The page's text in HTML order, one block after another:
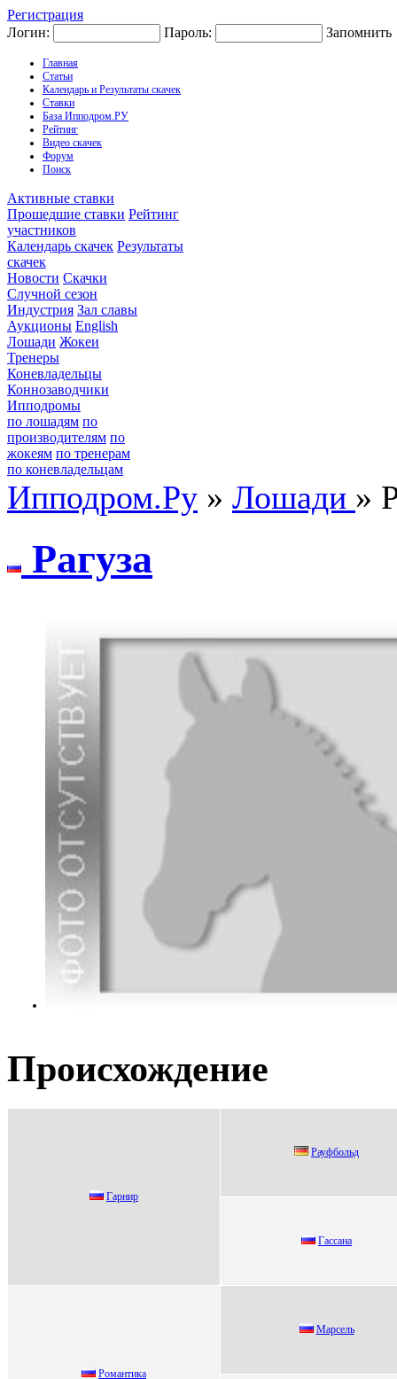
Регистрация
Логин:
Пароль: Запомнить
Главная
Статьи
Календарь и Результаты скачек
Ставки
База Ипподром.РУ
Рейтинг
Видео скачек
Форум
Поиск
Активные ставки
Прошедшие ставки Рейтинг
участников
Календарь скачек Результаты
скачек
Новости Скачки
Случной сезон
Индустрия Зал славы
Аукционы English
Лошади Жокеи
Тренеры
Коневладельцы
Коннозаводчики
Ипподромы
по лошадям по
производителям по
жокеям по тренерам
по коневладельцам
Ипподром.Ру » Лошади »
Рaгузa
Происхождение
Гaрнир
Рауфбольд
Гассана
Рoмантика
Mаpсeль